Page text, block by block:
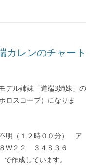
レンのチャート
デル姉妹「道端3姉妹」の
ロスコープ）になりま
明（１２時００分） ア
８W２２ ３４Ｓ３６
成しています。